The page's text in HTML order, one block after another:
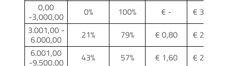
0,00
-3,000,00 0% 100% € - € 3,74
3.001,00 -
6.000,00 21% 79% € 0,80 € 2,94
6.001,00
-9.500,00 43% 57% € 1,60 € 2,14